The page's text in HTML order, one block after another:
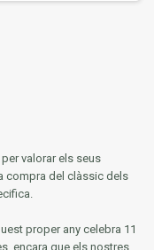
valorar els seus
compra del clàssic dels
proper any celebra 11
encara que els nostres